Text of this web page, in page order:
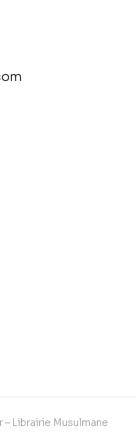
Librairie Musulmane